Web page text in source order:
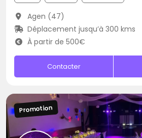
Agen (47)
Déplacement jusqu’à 300 kms
À partir de 500€
Contacter
Promotion